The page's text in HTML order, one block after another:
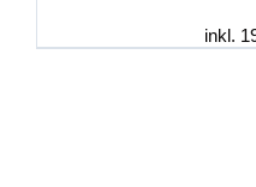
inkl.